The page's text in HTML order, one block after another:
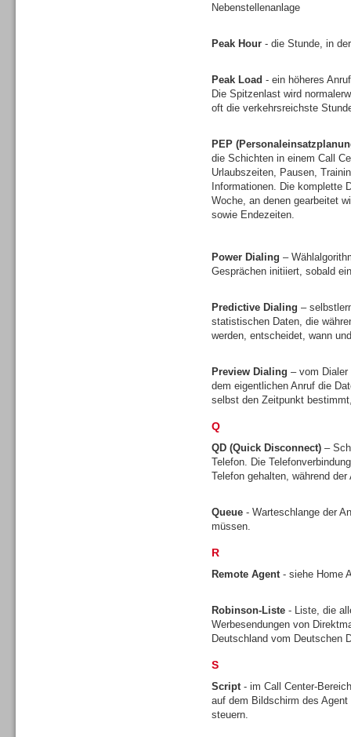
Nebenstellenanlage
Peak Hour - die Stunde, in
Peak Load - ein höheres
Die Spitzenlast wird
oft die verkehrsreichste
PEP
die Schichten in einem Call
Urlaubszeiten, Pausen,
Informationen. Die komplette
Woche, an denen gearbeitet
sowie Endezeiten.
Power Dialing –
Gesprächen initiiert, sobald
Predictive Dialing –
statistischen Daten, die
werden, entscheidet, wann
Preview Dialing – vom Dialer
dem eigentlichen Anruf die
selbst den Zeitpunkt
Q
QD (Quick Disconnect) –
Telefon. Die
Telefon gehalten, während
Queue - Warteschlange der
müssen.
R
Remote Agent- siehe Home
Robinson-Liste - Liste, die
Werbesendungen von
Deutschland vom Deutschen
S
Script- im Call Center-
auf dem Bildschirm des
steuern.